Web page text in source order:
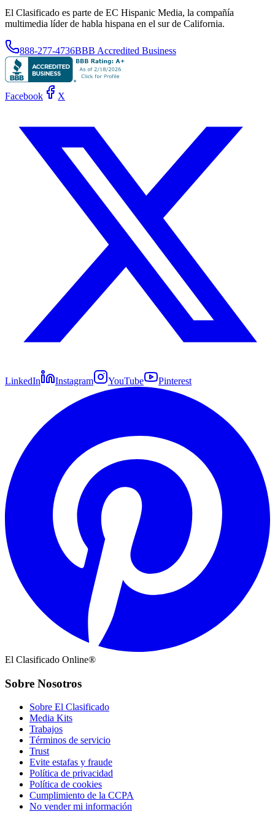
El Clasificado es parte de EC Hispanic Media, la compañía
multimedia líder de habla hispana en el sur de California.
888-277-4736BBB Accredited Business
Facebook X
LinkedIn Instagram YouTube Pinterest
El Clasificado Online®
Sobre Nosotros
Sobre El Clasificado
Media Kits
Trabajos
Términos de servicio
Trust
Evite estafas y fraude
Política de privacidad
Política de cookies
Cumplimiento de la CCPA
No vender mi información